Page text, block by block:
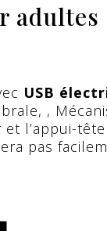
adultes
USB
,
l’appui-
pas